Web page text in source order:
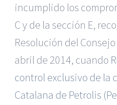
incumplido los
C y de la sección E,
Resolución del
abril de 2014, cuando
control exclusivo de la
Catalana de Petrolis